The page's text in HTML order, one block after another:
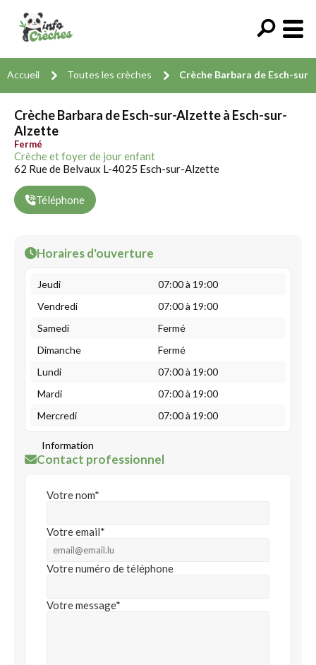
Accueil Toutes les crèches Crèche Barbara de Esch-
Crèche Barbara de Esch-sur-Alzette à Esch-sur-
Alzette
Fermé
Crèche et foyer de jour enfant
62 Rue de Belvaux L-4025 Esch-sur-Alzette
Téléphone
Horaires d'ouverture
Jeudi
07:00 à 19:00
Vendredi
07:00 à 19:00
Samedi
Fermé
Dimanche
Fermé
Lundi
07:00 à 19:00
Mardi
07:00 à 19:00
Mercredi
07:00 à 19:00
Information
Contact professionnel
Votre nom*
Votre email*
Votre numéro de téléphone
Votre message*